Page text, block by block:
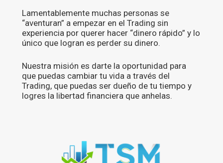
Lamentablemente muchas personas se
“aventuran” a empezar en el Trading sin
experiencia por querer hacer “dinero rápido” y lo
único que logran es perder su dinero.
Nuestra misión es darte la oportunidad para
que puedas cambiar tu vida a través del
Trading, que puedas ser dueño de tu tiempo y
logres la libertad financiera que anhelas.